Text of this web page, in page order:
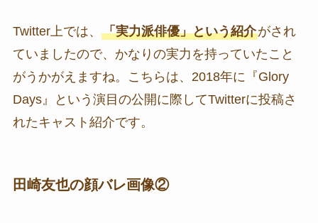
Twitter上では、 「実力派俳優」という紹介がされ
ていましたので、かなりの実力を持っていたこと
がうかがえますね。こちらは、2018年に『Glory
Days』という演目の公開に際してTwitterに投稿さ
れたキャスト紹介です。
田崎友也の顔バレ画像②